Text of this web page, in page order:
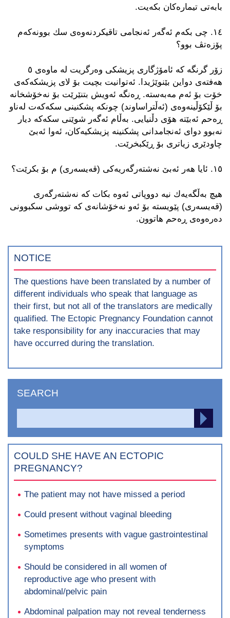
بابه‌تی تیماره‌كان بكه‌یت.
١٤. چی بكه‌م ئه‌گه‌ر ئه‌نجامی تاقیكردنه‌وه‌ی سك بوونه‌كه‌م
پۆزه‌تڤ بوو؟
زۆر گرنگه‌ كه‌ ئامۆژگاری پزیشكی وه‌رگریت له‌ ماوه‌ی ٥
هه‌فته‌ی دواین بێنوێژیدا. ئه‌توانیت بچیت بۆ لای پزیشكه‌كه‌ی
خۆت بۆ ئه‌م مه‌به‌سته‌. ڕه‌نگه‌ ئه‌ویش بتنێرێت بۆ نه‌خۆشخانه‌
بۆ ڵێكۆڵینه‌وه‌ی (ئه‌ڵتراساوند) چونكه‌ پشكنینی سكه‌كه‌ت له‌ناو
ڕه‌حم ئه‌بێته‌ هۆی دڵنیایی. به‌ڵام ئه‌گه‌ر شوێنی سكه‌كه‌ دیار
نه‌بوو دوای ئه‌نجامدانی پشكنینه‌ پزیشكیه‌كان، ئه‌وا ئه‌بێ
چاودێری زیاتری بۆ ڕێكبخرێت.
١٥. ئایا هه‌ر ئه‌بێ نه‌شته‌رگه‌ریه‌كی (قه‌یسه‌ری) م بۆ بكرێت؟
هیچ به‌ڵگه‌یه‌ك نیه‌ دووپاتی ئه‌وه‌ بكات كه‌ نه‌شته‌رگه‌ری
(قه‌یسه‌ری) پێویسته‌ بۆ ئه‌و نه‌خۆشانه‌ی كه‌ تووشی سكبوونی
ده‌ره‌وه‌ی ڕه‌حم هاتوون.
NOTICE
The questions have been translated by a number of
different individuals who speak that language as
their first, but not all of the translators are medically
qualified. The Ectopic Pregnancy Foundation cannot
take responsibility for any inaccuracies that may
have occurred during the translation.
SEARCH
for:
COULD SHE HAVE AN ECTOPIC
PREGNANCY?
The patient may not have missed a period
Could present without vaginal bleeding
Sometimes presents with vague gastrointestinal
symptoms
Should be considered in all women of
reproductive age who present with
abdominal/pelvic pain
Abdominal palpation may not reveal tenderness